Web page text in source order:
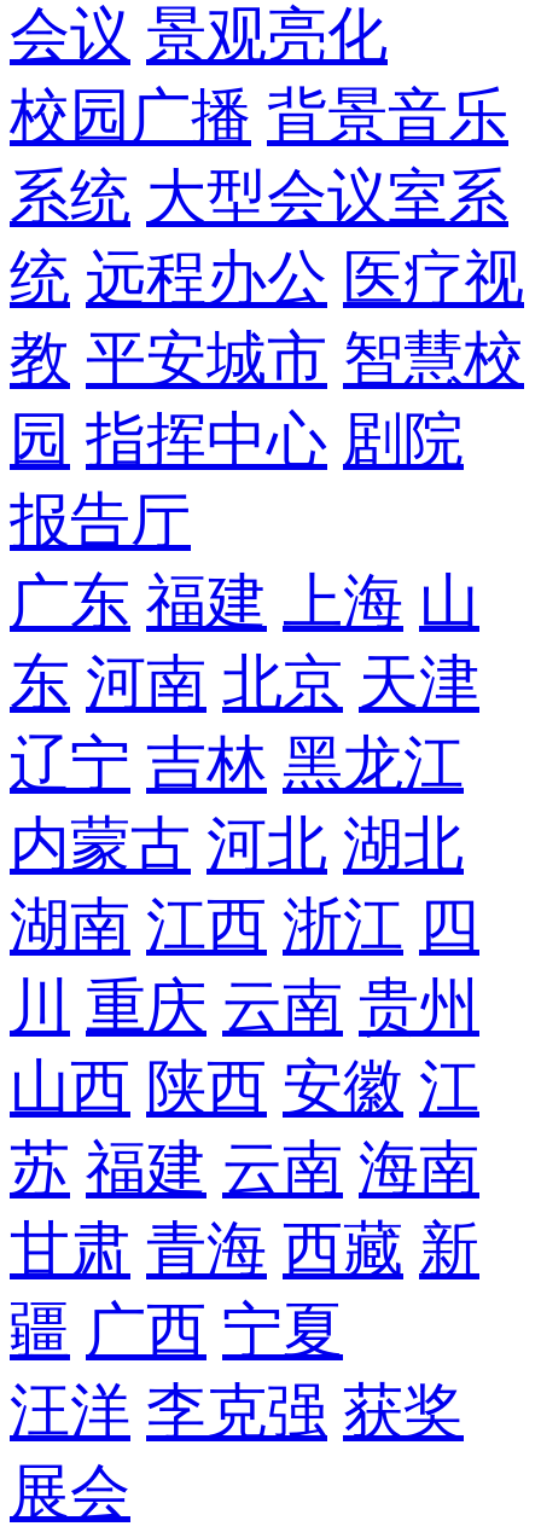
会议 景观亮化
校园广播 背景音乐
系统 大型会议室系
统 远程办公 医疗视
教 平安城市 智慧校
园 指挥中心 剧院
报告厅
广东 福建 上海 山
东 河南 北京 天津
辽宁 吉林 黑龙江
内蒙古 河北 湖北
湖南 江西 浙江 四
川
重庆 云南 贵州
山西 陕西 安徽 江
苏 福建 云南 海南
甘肃 青海 西藏 新
疆 广西 宁夏
汪洋 李克强 获奖
展会